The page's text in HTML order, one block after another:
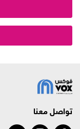
تواصل معنا